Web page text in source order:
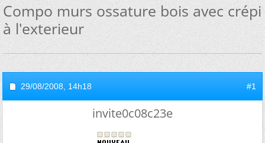
Compo murs ossature bois avec crépi
à l'exterieur
29/08/2008, 14h18 #1
invite0c08c23e